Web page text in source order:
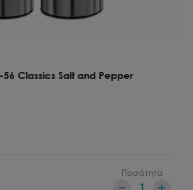
56 Classics Salt and Pepper
Ποσότητα